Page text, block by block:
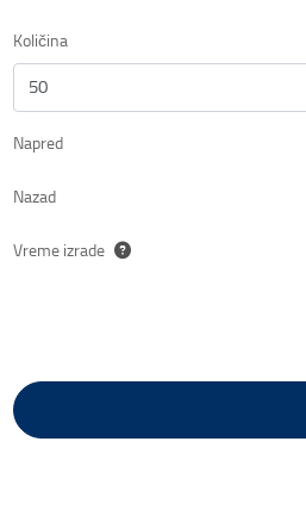
Količina
Napred
Nazad
Vreme izrade